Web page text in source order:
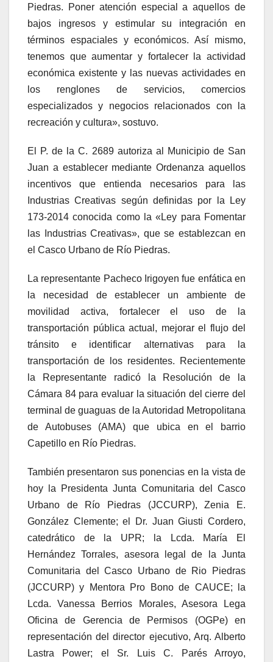
Piedras. Poner atención especial a aquellos de
bajos ingresos y estimular su integración en
términos espaciales y económicos. Así mismo,
tenemos que aumentar y fortalecer la actividad
económica existente y las nuevas actividades en
los renglones de servicios, comercios
especializados y negocios relacionados con la
recreación y cultura», sostuvo.
El P. de la C. 2689 autoriza al Municipio de San
Juan a establecer mediante Ordenanza aquellos
incentivos que entienda necesarios para las
Industrias Creativas según definidas por la Ley
173-2014 conocida como la «Ley para Fomentar
las Industrias Creativas», que se establezcan en
el Casco Urbano de Río Piedras.
La representante Pacheco Irigoyen fue enfática en
la necesidad de establecer un ambiente de
movilidad activa, fortalecer el uso de la
transportación pública actual, mejorar el flujo del
tránsito e identificar alternativas para la
transportación de los residentes. Recientemente
la Representante radicó la Resolución de la
Cámara 84 para evaluar la situación del cierre del
terminal de guaguas de la Autoridad Metropolitana
de Autobuses (AMA) que ubica en el barrio
Capetillo en Río Piedras.
También presentaron sus ponencias en la vista de
hoy la Presidenta Junta Comunitaria del Casco
Urbano de Río Piedras (JCCURP), Zenia E.
González Clemente; el Dr. Juan Giusti Cordero,
catedrático de la UPR; la Lcda. María El
Hernández Torrales, asesora legal de la Junta
Comunitaria del Casco Urbano de Rio Piedras
(JCCURP) y Mentora Pro Bono de CAUCE; la
Lcda. Vanessa Berrios Morales, Asesora Lega
Oficina de Gerencia de Permisos (OGPe) en
representación del director ejecutivo, Arq. Alberto
Lastra Power; el Sr. Luis C. Parés Arroyo,